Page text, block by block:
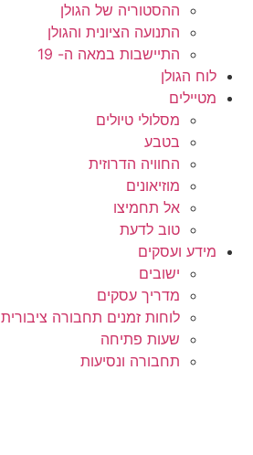
ההסטוריה של הגולן
התנועה הציונית והגולן
התיישבות במאה ה- 19
לוח הגולן
מטיילים
מסלולי טיולים
בטבע
החוויה הדרוזית
מוזיאונים
אל תחמיצו
טוב לדעת
מידע ועסקים
ישובים
מדריך עסקים
לוחות זמנים תחבורה ציבורית
שעות פתיחה
תחבורה ונסיעות